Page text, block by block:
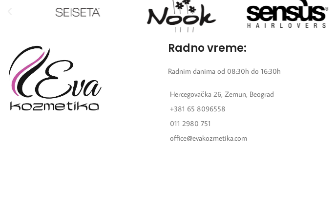
Radno vreme:
Radnim danima od 08:30h do 16:30h
Hercegovačka 26, Zemun, Beograd
+381 65 8096558
011 2980 751
office@evakozmetika.com